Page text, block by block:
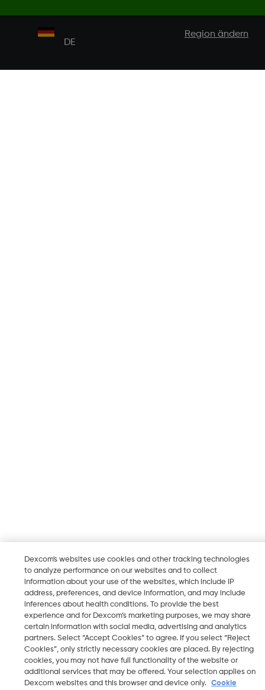
DE
Region ändern
Dexcom's websites use cookies and other tracking technologies
to analyze performance on our websites and to collect
information about your use of the websites, which include IP
address, preferences, and device information, and may include
inferences about health conditions. To provide the best
experience and for Dexcom’s marketing purposes, we may share
certain information with social media, advertising and analytics
partners. Select “Accept Cookies” to agree. If you select “Reject
Cookies”, only strictly necessary cookies are placed. By rejecting
cookies, you may not have full functionality of the website or
additional services that may be offered. Your selection applies on
Dexcom websites and this browser and device only.
Cookie